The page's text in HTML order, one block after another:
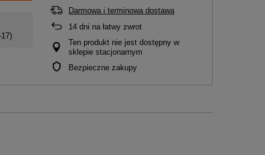
Darmowa i terminowa dostawa
14 dni na łatwy zwrot
Ten produkt nie jest dostępny w
sklepie stacjonarnym
Bezpieczne zakupy